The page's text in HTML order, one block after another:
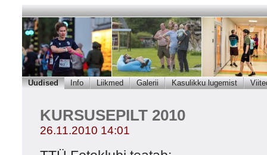
Uudised Info Liikmed Galerii Kasulikku lugemist
KURSUSEPILT 2010
26.11.2010 14:01